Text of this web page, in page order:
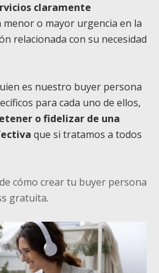
claramente
menor o mayor urgencia en la
relacionada con su necesidad
es nuestro buyer persona
para cada uno de ellos,
o fidelizar de una
que si tratamos a todos
cómo crear tu buyer persona
gratuita.